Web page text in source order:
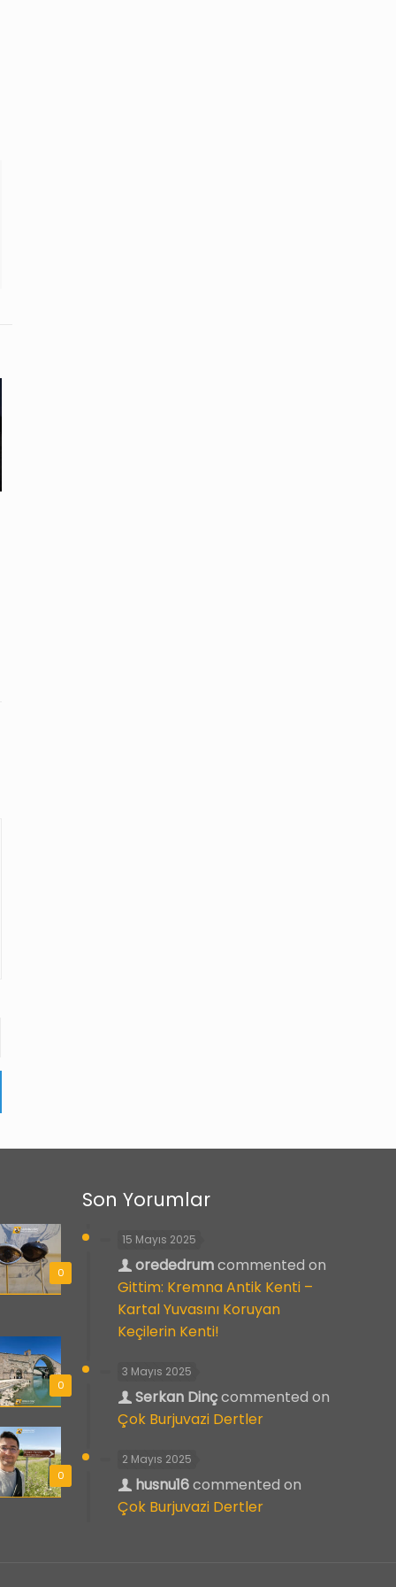
0
0
0
Son Yorumlar
15 Mayıs 2025
orededrumcommented on
Gittim: Kremna Antik Kenti –
Kartal Yuvasını Koruyan
Keçilerin Kenti!
3 Mayıs 2025
Serkan Dinçcommented on
Çok Burjuvazi Dertler
2 Mayıs 2025
husnu16commented on
Çok Burjuvazi Dertler